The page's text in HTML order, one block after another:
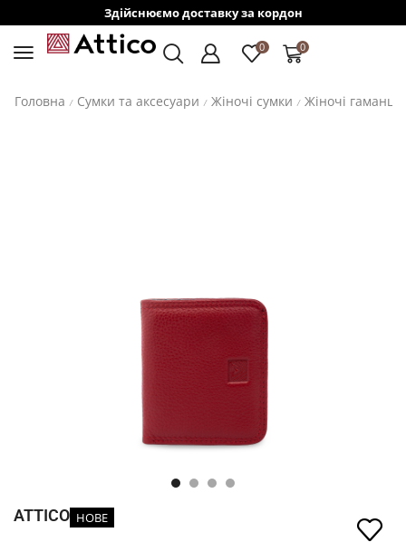
Здійснюємо доставку за кордон
0 0
Головна / Сумки та аксесуари / Жіночі сумки / Жіночі гаманці
ATTICO НОВЕ